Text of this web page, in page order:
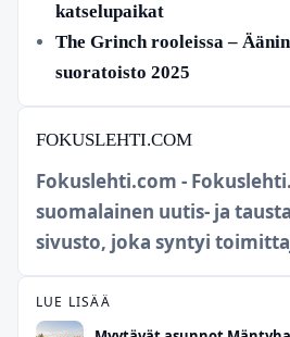
katselupaikat
The Grinch rooleissa –
suoratoisto 2025
FOKUSLEHTI.COM
Fokuslehti.com -
suomalainen uutis- ja
sivusto, joka syntyi
LUE LISÄÄ